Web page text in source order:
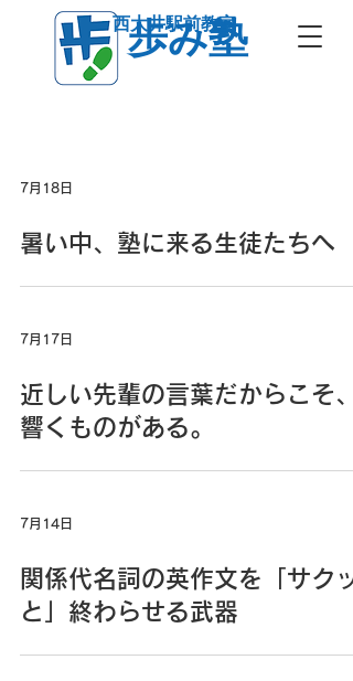
歩み塾
西大井駅前教室
7月18日
暑い中、塾に来る生徒たちへ
7月17日
近しい先輩の言葉だからこそ、
響くものがある。
7月14日
関係代名詞の英作文を「サクッ
と」終わらせる武器